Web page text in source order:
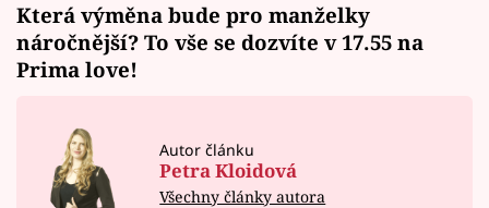
Která výměna bude pro manželky
náročnější? To vše se dozvíte v 17.55 na
Prima love!
Autor článku
Petra Kloidová
Všechny články autora